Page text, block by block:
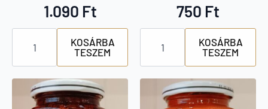
1.090 Ft
Petti
finomra
darált
paradicsom
2x400g
mennyiség
KOSÁRBA
TESZEM
750 Ft
La
Russolillo
bazsalikomos
passzírozott
680g
mennyiség
KOSÁRBA
TESZEM